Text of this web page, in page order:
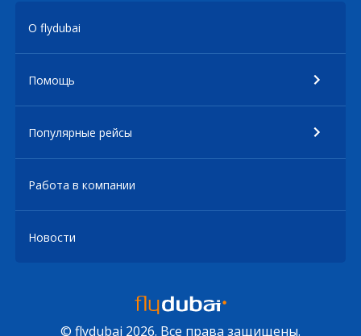
О flydubai
Помощь
Популярные рейсы
Работа в компании
Новости
© flydubai 2026. Все права защищены.